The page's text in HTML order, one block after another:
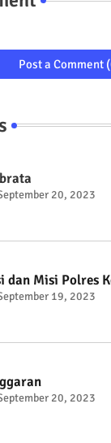
Post a Comment
20, 2023
dan Misi Polres
19, 2023
20, 2023